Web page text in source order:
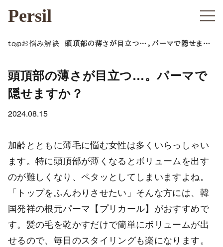
Persil
topお悩み解決
頭頂部の薄さが目立つ…。パーマで隠せます
頭頂部の薄さが目立つ…。パーマで
隠せますか？
2024.08.15
加齢とともに薄毛に悩む女性は多くいらっしゃい
ます。特に頭頂部が薄くなるとボリュームを出す
のが難しくなり、ペタッとしてしまいますよね。
「トップをふんわりさせたい」そんな方には、韓
国発祥の根元パーマ【プリカール】がおすすめで
す。髪の毛を乾かすだけで簡単にボリュームが出
せるので、毎日のスタイリングも楽になります。